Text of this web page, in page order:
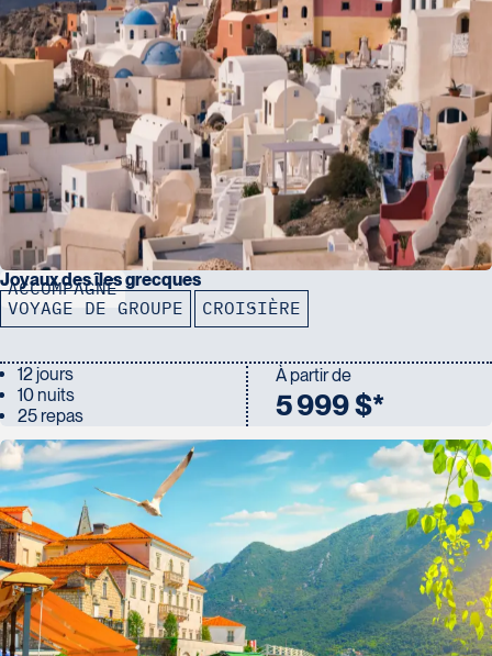
ACCOMPAGNÉ
Joyaux des îles grecques
VOYAGE DE GROUPE CROISIÈRE
12 jours
10 nuits
25 repas
À partir de
5 999 $*